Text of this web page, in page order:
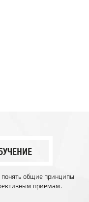
понять общие принципы
приемам.